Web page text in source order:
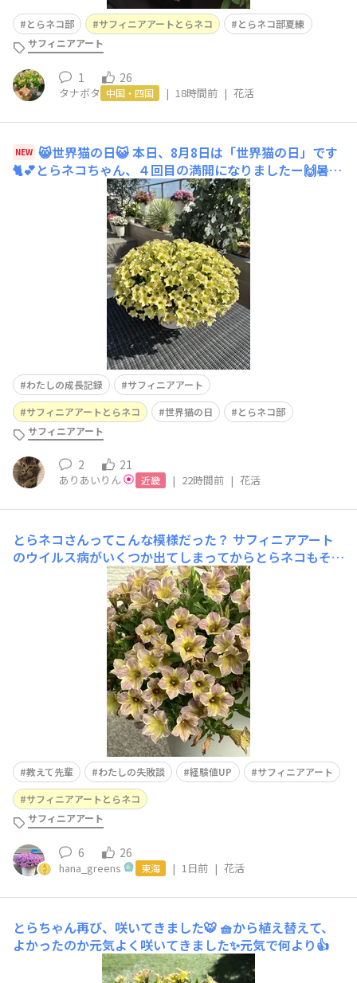
とらネコ部 サフィニアアートとらネコ
とらネコ部夏練
サフィニアアート
1 26
タナボタ 中国・四国 | 18時間前 | 花活
NEW 😸世界猫の日😺本日、8月8日は「世界猫の日」です
🐈💕とらネコちゃん、４回目の満開になりましたー🙌暑い
中、相変わらず良く咲いてくれています🌼🌼🌼
わたしの成長記録
サフィニアアート
サフィニアアートとらネコ
世界猫の日
とらネコ部
サフィニアアート
2 21
ありあいりん 近畿 | 22時間前 | 花活
とらネコさんってこんな模様だった？ サフィニアアート
のウイルス病がいくつか出てしまってからとらネコもその
疑いがあり少し隔離してて花殻も取らず切り戻しもせずに
水と液肥だけは他のお花のついでにあげてました🙏💦最近
たくさん咲いててとらネコの花の模様でこれがウイルスな
のか？そもそもこの模様なのか？わからなくなりました
😂皆さんのお花と比べて教え
教えて先輩 わたしの失敗談 経験値UP
サフィニアアート
サフィニアアートとらネコ
サフィニアアート
6 26
hana_greens 東海 | 1日前 | 花活
とらちゃん再び、咲いてきました🐯 🧺から植え替えて、
よかったのか元気よく咲いてきました✨元気で何より👍